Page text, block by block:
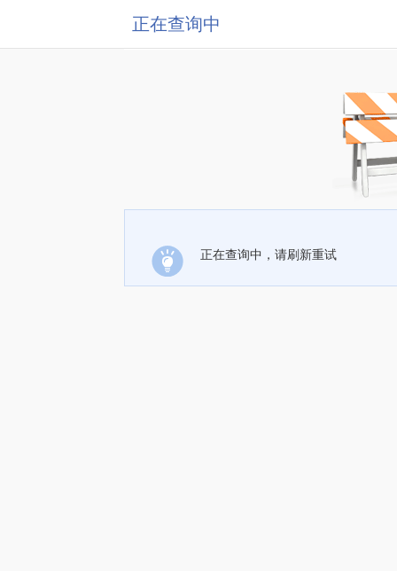
正在查询中
正在查询中，请刷新重试